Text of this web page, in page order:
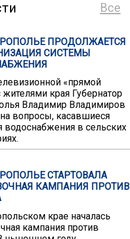
Все
ПРОДОЛЖАЕТСЯ
СИСТЕМЫ
«прямой
жителями края Губернатор
Владимир Владимиров
вопросы, касавшиеся
водоснабжения в сельских
СТАРТОВАЛА
КАМПАНИЯ ПРОТИВ
крае началась
кампания против